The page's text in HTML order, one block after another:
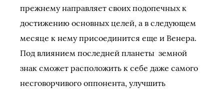
прежнему направляет своих подопечных к
достижению основных целей, а в следующем
месяце к нему присоединится еще и Венера.
Под влиянием последней планеты земной
знак сможет расположить к себе даже самого
несговорчивого оппонента, улучшить